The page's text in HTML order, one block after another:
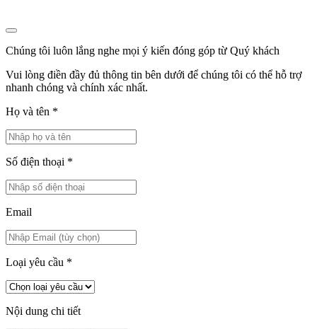
Chúng tôi luôn lắng nghe mọi ý kiến đóng góp từ Quý khách
Vui lòng điền đầy đủ thông tin bên dưới để chúng tôi có thể hỗ trợ
nhanh chóng và chính xác nhất.
Họ và tên *
Số điện thoại *
Email
Loại yêu cầu *
Nội dung chi tiết